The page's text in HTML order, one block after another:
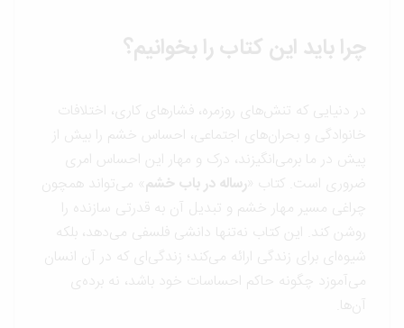
چرا باید این کتاب را بخوانیم؟
در دنیایی که تنش‌های روزمره، فشارهای کاری، اختلافات
خانوادگی و بحران‌های اجتماعی، احساس خشم را بیش از
پیش در ما برمی‌انگیزند، درک و مهار این احساس امری
ضروری است. کتاب « رساله در باب خشم » می‌تواند همچون
چراغی مسیر مهار خشم و تبدیل آن به قدرتی سازنده را
روشن کند. این کتاب نه‌تنها دانشی فلسفی می‌دهد، بلکه
شیوه‌ای برای زندگی ارائه می‌کند؛ زندگی‌ای که در آن انسان
می‌آموزد چگونه حاکم احساسات خود باشد، نه برده‌ی